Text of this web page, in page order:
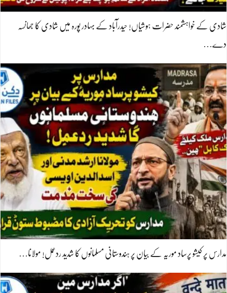
شادی کے خواہشمند حضرات ہوشیاں! حیدرآباد کے بہادر پورہ میں شادی کا جھانسہ
دے…
مدارس پر کیشو پرساد موریہ کے بیان پر ہندوستانی مسلمانوں کا شدید ردعمل! مولانا…